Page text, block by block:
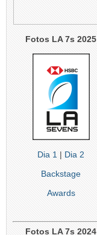
Fotos LA 7s 2025
Dia 1 | Dia 2
Backstage
Awards
Fotos LA 7s 2024